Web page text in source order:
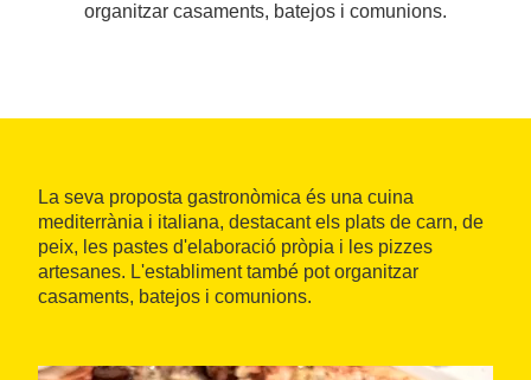
organitzar casaments, batejos i comunions.
La seva proposta gastronòmica és una cuina
mediterrània i italiana, destacant els plats de carn, de
peix, les pastes d'elaboració pròpia i les pizzes
artesanes. L'establiment també pot organitzar
casaments, batejos i comunions.